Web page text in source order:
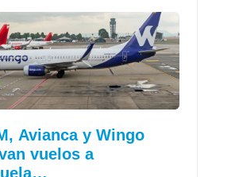
Avianca y Wingo
vuelos a